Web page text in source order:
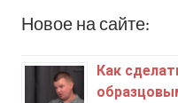
Новое на сайте:
Как